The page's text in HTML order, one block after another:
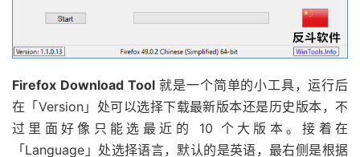
Firefox Download Tool就是一个简单的小工具，运行后
在「Version」处可以选择下载最新版本还是历史版本，不
过里面好像只能选最近的 10 个大版本。接着在
「Language」处选择语言，默认的是英语，最右侧是根据